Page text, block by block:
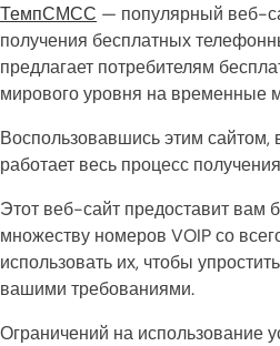
ТемпСМСС — популярный веб-
получения бесплатных
предлагает потребителям
мирового уровня на временные
Воспользовавшись этим сайтом,
работает весь процесс
Этот веб-сайт предоставит вам
множеству номеров VOIP со
использовать их, чтобы
вашими требованиями.
Ограничений на использование